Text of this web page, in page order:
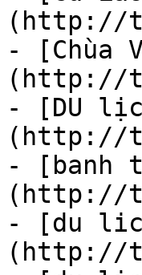
(http://
- [Chùa
(http://
- [DU
(http://
- [banh
(http://
- [du
(http://